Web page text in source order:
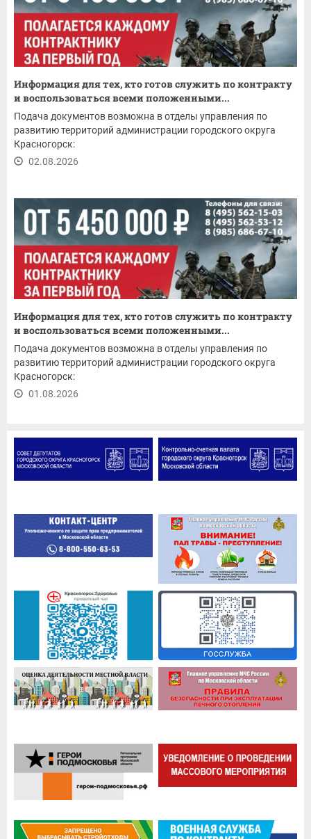
Информация для тех, кто готов служить по контракту
и воспользоваться всеми положенными...
Подача документов возможна в отделы управления по
развитию территорий администрации городского округа
Красногорск:
02.08.2026
Информация для тех, кто готов служить по контракту
и воспользоваться всеми положенными...
Подача документов возможна в отделы управления по
развитию территорий администрации городского округа
Красногорск:
01.08.2026